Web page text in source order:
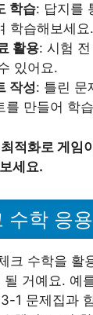
학습: 답지를
학습해보세요.
활용: 시험
있어요.
작성: 틀린 문
를 만들어 학
적화로 게임
세요.
수학 응
크 수학을 활
될 거예요. 예
1 문제집과